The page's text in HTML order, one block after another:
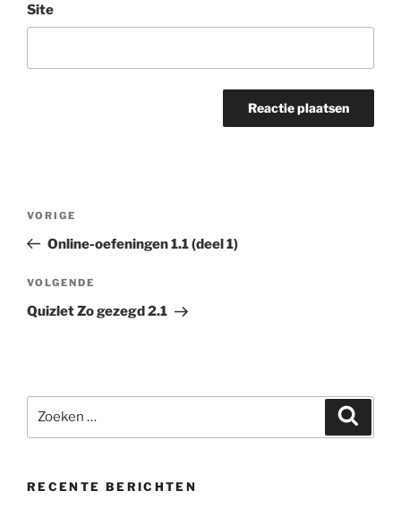
Site
Vorig
bericht
VORIGE
Online-oefeningen 1.1 (deel 1)
Volgend
bericht
VOLGENDE
Quizlet Zo gezegd 2.1
naar:
RECENTE BERICHTEN